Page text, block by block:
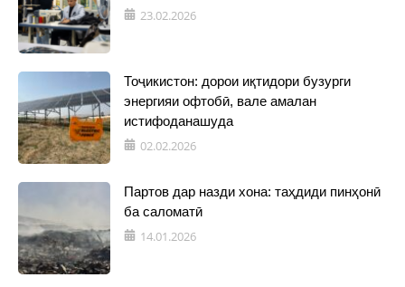
23.02.2026
Тоҷикистон: дорои иқтидори бузурги
энергияи офтобӣ, вале амалан
истифоданашуда
02.02.2026
Партов дар назди хона: таҳдиди пинҳонӣ
ба саломатӣ
14.01.2026